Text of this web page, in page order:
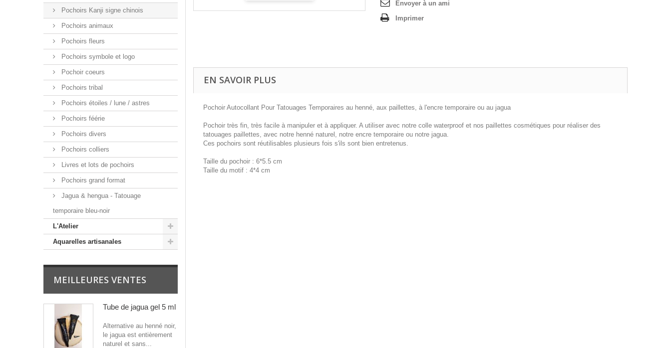
Pochoirs Kanji signe chinois
Pochoirs animaux
Pochoirs fleurs
Pochoirs symbole et logo
Pochoir coeurs
Pochoirs tribal
Pochoirs étoiles / lune / astres
Pochoirs féérie
Pochoirs divers
Pochoirs colliers
Livres et lots de pochoirs
Pochoirs grand format
Jagua & hengua - Tatouage
temporaire bleu-noir
L'Atelier
Aquarelles artisanales
MEILLEURES VENTES
Tube de jagua gel 5 ml
Alternative au henné noir,
le jagua est entièrement
naturel et sans...
Envoyer à un ami
Imprimer
EN SAVOIR PLUS
Pochoir Autocollant Pour Tatouages Temporaires au henné, aux paillettes, à l'encre temporaire ou au jagua
Pochoir très fin, très facile à manipuler et à appliquer. A utiliser avec notre colle waterproof et nos paillettes cosmétiques pour réaliser des
tatouages paillettes, avec notre henné naturel, notre encre temporaire ou notre jagua.
Ces pochoirs sont réutilisables plusieurs fois s'ils sont bien entretenus.
Taille du pochoir : 6*5.5 cm
Taille du motif : 4*4 cm